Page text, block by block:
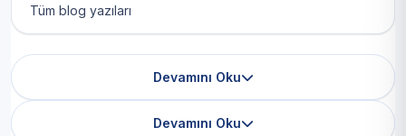
Tüm blog yazıları
Devamını Oku
Devamını Oku